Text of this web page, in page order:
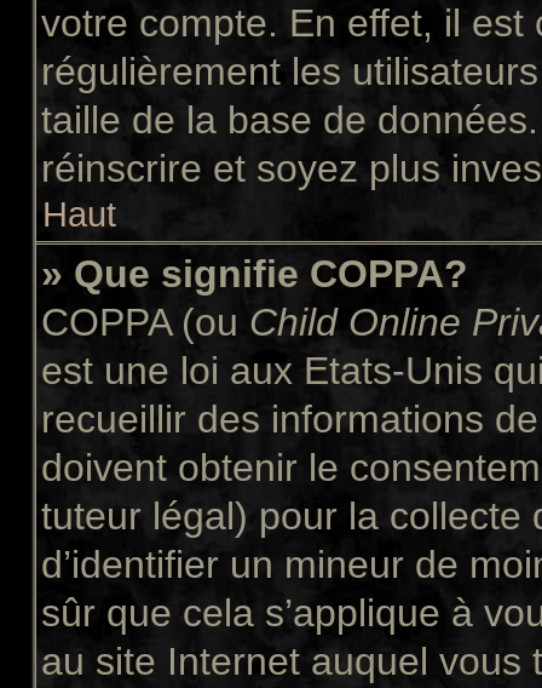
votre compte. En effet, il
régulièrement les
taille de la base de
réinscrire et soyez plus
Haut
» Que signifie COPPA?
COPPA (ou Child Online
est une loi aux Etats-Unis
recueillir des informations
doivent obtenir le
tuteur légal) pour la collecte
d’identifier un mineur de
sûr que cela s’applique à
au site Internet auquel vous